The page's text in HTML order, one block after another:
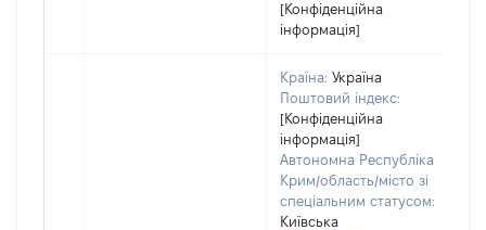
[Конфіденційна
інформація]
Країна: Україна
Поштовий індекс:
[Конфіденційна
інформація]
Автономна Республіка
Крим/область/місто зі
спеціальним статусом:
Київська